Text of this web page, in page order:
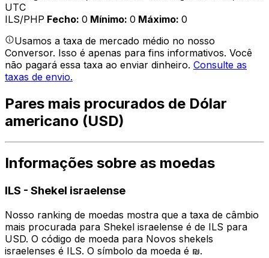
UTC
ILS/PHP Fecho: 0 Mínimo: 0 Máximo: 0
Usamos a taxa de mercado médio no nosso
Conversor. Isso é apenas para fins informativos. Você
não pagará essa taxa ao enviar dinheiro. Consulte as
taxas de envio.
Pares mais procurados de Dólar
americano (USD)
Informações sobre as moedas
ILS - Shekel israelense
Nosso ranking de moedas mostra que a taxa de câmbio
mais procurada para Shekel israelense é de ILS para
USD. O código de moeda para Novos shekels
israelenses é ILS. O símbolo da moeda é ₪.